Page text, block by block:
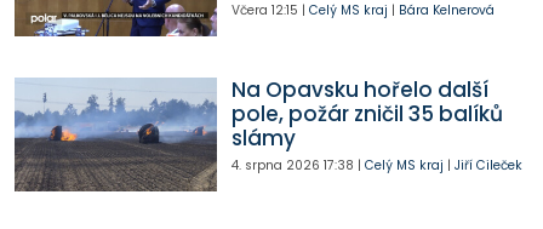
Včera 12:15 | Celý MS kraj | Bára Kelnerová
Na Opavsku hořelo další
pole, požár zničil 35 balíků
slámy
4. srpna 2026 17:38 | Celý MS kraj | Jiří Cileček